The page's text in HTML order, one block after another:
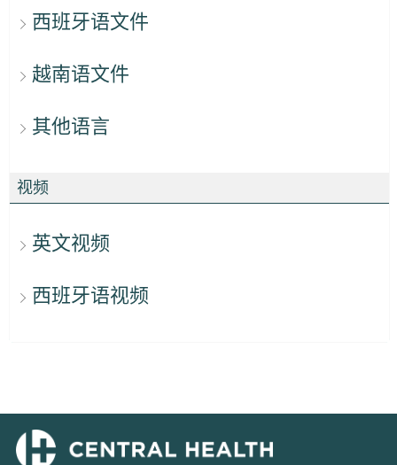
西班牙语文件
越南语文件
其他语言
视频
英文视频
西班牙语视频